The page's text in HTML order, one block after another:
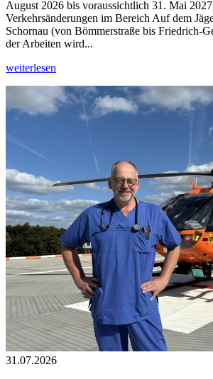
August 2026 bis voraussichtlich 31. Mai
Verkehrsänderungen im Bereich Auf dem
Schornau (von Bömmerstraße bis Friedrich-
der Arbeiten wird...
weiterlesen
31.07.2026